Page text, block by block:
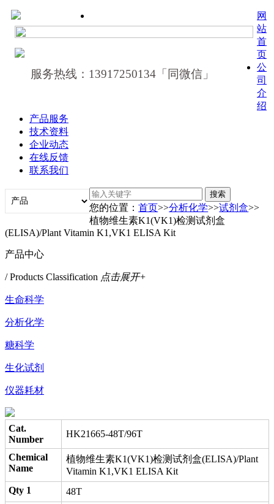
服务热线：13917250134「同微信」
网
站
首
页
公
司
介
绍
产品服务
技术资料
企业动态
在线反馈
联系我们
您的位置：首页>>分析化学>>试剂盒>>
植物维生素K1(VK1)检测试剂盒
(ELISA)/Plant Vitamin K1,VK1 ELISA Kit
产品中心
/ Products Classification 点击展开+
生命科学
分析化学
糖科学
生化试剂
仪器耗材
Cat.
Number
HK21665-48T/96T
Chemical
Name
植物维生素K1(VK1)检测试剂盒(ELISA)/Plant
Vitamin K1,VK1 ELISA Kit
Qty 1
48T